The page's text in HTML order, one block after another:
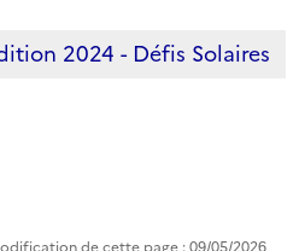
2024 - Défis Solaires